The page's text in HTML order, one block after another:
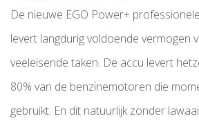
De nieuwe EGO Power+
levert langdurig voldoende vermogen
veeleisende taken. De accu levert
80% van de benzinemotoren die
gebruikt. En dit natuurlijk zonder